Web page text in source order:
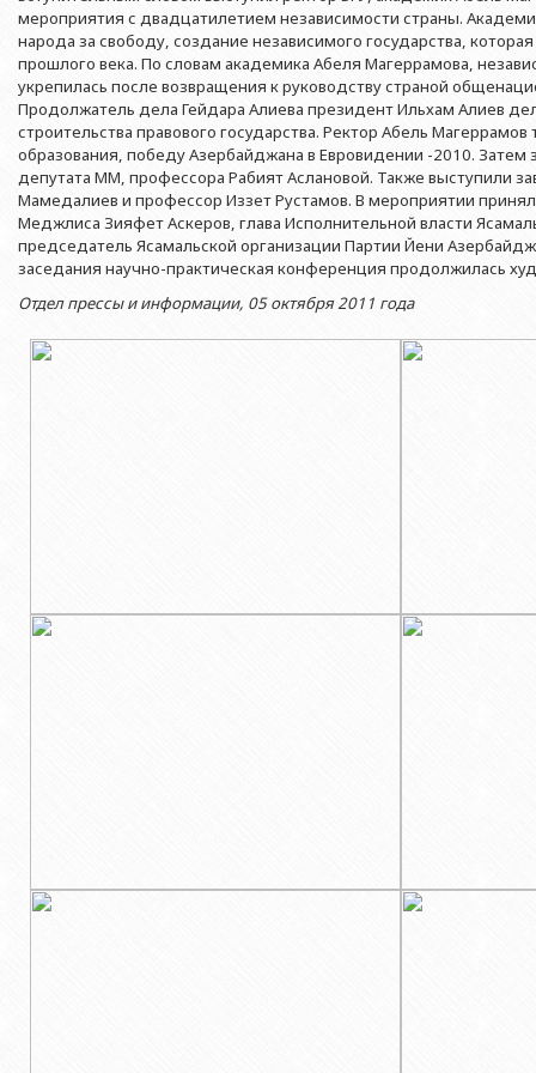
Выпускники БГУ
Почетные доктора
Образование в БГУ
Перечень специальностей
Знаменательные даты в истории БГУ
Отдел протокола
Служба психологической помощи
Культурно-творческий центр
Спортивно-оздоровительный
Университетская газета
Типография
Издательство
Филологический
Исторический
Факультет
Юридический
Факультет
Факультет
Факультет
Факультет Теология
Факультет
Азербайджанской
Юридическое
Азербайджанской
Юридическое
образования
Юридическое
Азербайджанской
Юридическое
и образования
мероприятия с двадцатилетием независимости страны.
народа за свободу, создание независимого государства,
прошлого века. По словам академика Абеля Магеррамова,
укрепилась после возвращения к руководству страной
Продолжатель дела Гейдара Алиева президент Ильхам Алиев
строительства правового государства. Ректор Абель
образования, победу Азербайджана в Евровидении -2010.
депутата ММ, профессора Рабият Аслановой. Также выступили
Мамедалиев и профессор Иззет Рустамов. В мероприятии
Меджлиса Зияфет Аскеров, глава Исполнительной власти
председатель Ясамальской организации Партии Йени
заседания научно-практическая конференция продолжилась
Отдел прессы и информации, 05 октября 2011 года